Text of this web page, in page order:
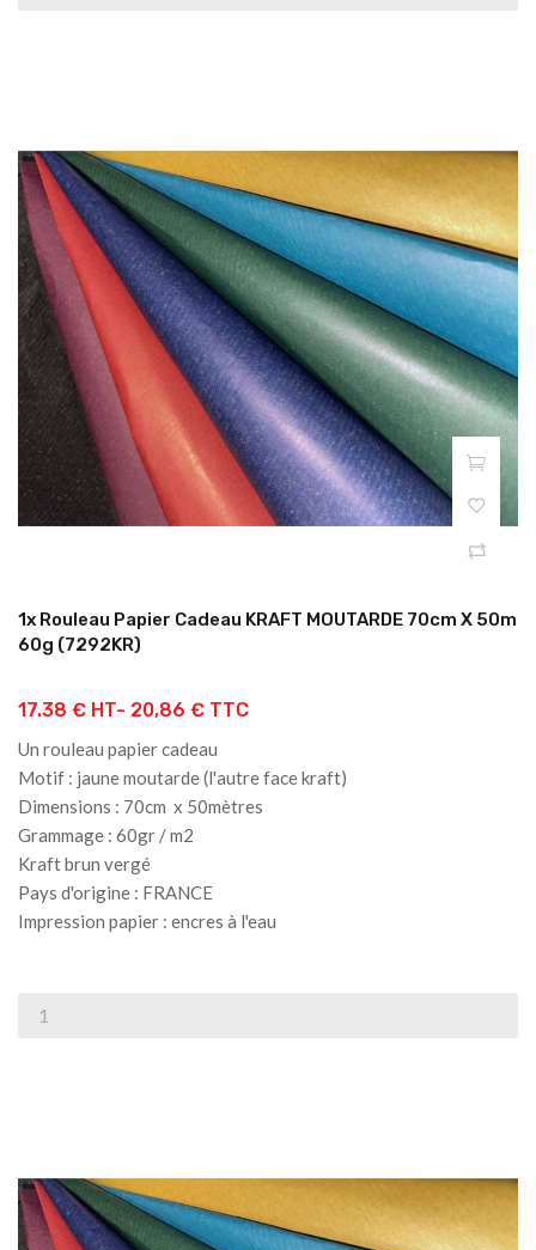
1x Rouleau Papier Cadeau KRAFT MOUTARDE 70cm X 50m
60g (7292KR)
17.38 € HT- 20,86 € TTC
Un rouleau papier cadeau
Motif : jaune moutarde (l'autre face kraft)
Dimensions : 70cm x 50mètres
Grammage : 60gr / m2
Kraft brun vergé
Pays d'origine : FRANCE
Impression papier : encres à l'eau